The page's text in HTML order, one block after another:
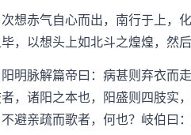
赤气自心而出，南行于上，化
，以想头上如北斗之煌煌，然后
脉解篇帝曰：病甚则弃衣而走
，诸阳之本也，阳盛则四肢实
避亲疏而歌者，何也？岐伯曰